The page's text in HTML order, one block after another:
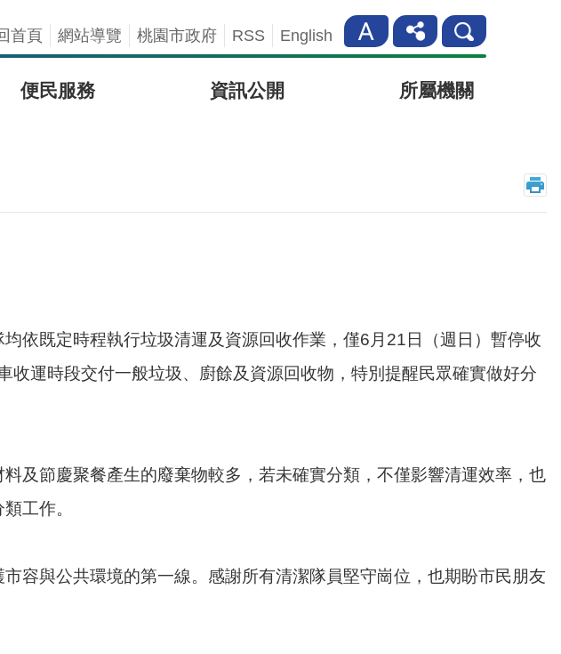
首頁
網站導覽 桃園市政府 RSS English
便民服務 資訊公開 所屬機關
依既定時程執行垃圾清運及資源回收作業，僅6月21日（週日）暫停收
運時段交付一般垃圾、廚餘及資源回收物，特別提醒民眾確實做好分
及節慶聚餐產生的廢棄物較多，若未確實分類，不僅影響清運效率，也
工作。
容與公共環境的第一線。感謝所有清潔隊員堅守崗位，也期盼市民朋友